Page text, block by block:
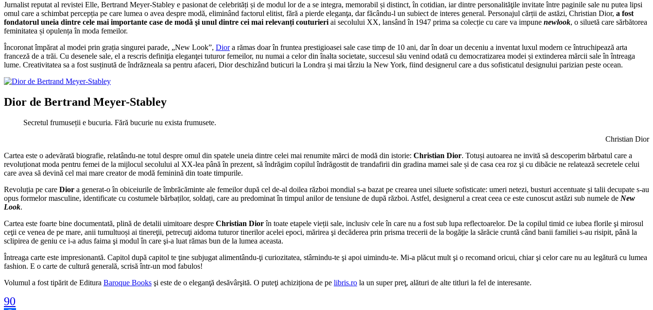
Jurnalist reputat al revistei Elle, Bertrand Meyer-Stabley e pasionat de celebrități și de modu­l lor de a se integra, memorabil și distinct, în cotidian, iar dintre personalităţile invitate între paginile sale nu putea lipsi
omul care a schimbat percepția pe care lumea o avea despre modă, eliminând factorul elitist, fără a pierde eleganţa, dar făcându-l un subiect de interes general. Personajul cărții de astăzi, Christian Dior, a fost
fondatorul uneia dintre cele mai importante case de modă şi unul dintre cei mai relevanți couturieriai secolului XX, lansând în 1947 prima sa colecție cu care va impune newlook, o siluetă care sărbătorea
feminitatea și opulența în moda femeilor.
Încoronat împărat al modei prin grația singurei parade, „New Look”, Diora rămas doar în fruntea prestigioasei sale case timp de 10 ani, dar în doar un deceniu a inventat luxul modern ce întruchipează arta
franceză de a trăi. Cu desenele sale, el a rescris definiţia eleganţei tuturor femeilor, nu numai a celor din înalta societate, succesul său venind odată cu democratizarea modei și extinderea mărcii sale în întreaga
lume. Creativitatea sa a fost susținută de îndrăzneala sa pentru afaceri, Dior deschizând buticuri la Londra și mai târziu la New York, fiind designerul care a dus sofisticatul designului parizian peste ocean.
Dior de Bertrand Meyer-Stabley
Secretul frumuseții e bucuria. Fără bucurie nu exista frumusete.
Christian Dior
Cartea este o adevărată biografie, relatându-ne totul despre omul din spatele uneia dintre celei mai renumite mărci de modă din istorie: Christian Dior. Totuși autoarea ne invită să descoperim bărbatul care a
revoluționat moda pentru femei de la mijlocul secolului al XX-lea până în prezent, să îndrăgim copilul îndrăgostit de trandafirii din gradina mamei sale și de casa cea roz şi cu dibăcie ne relatează secretele celui
care avea să devină cel mai mare creator de modă feminină din toate timpurile.
Revoluția pe care Dior a generat-o în obiceiurile de îmbrăcăminte ale femeilor după cel de-al doilea război mondial s-a bazat pe crearea unei siluete sofisticate: umeri netezi, busturi accentuate și talii decupate s-au
opus formelor masculine, identificate cu costumele bărbaților, soldați, care au predominat în timpul anilor de tensiune de după război. Astfel, designerul a creat ceea ce este cunoscut astăzi sub numele de New
Look.
Cartea este foarte bine documentată, plină de detalii uimitoare despre Christian Diorîn toate etapele vieții sale, inclusiv cele în care nu a fost sub lupa reflectoarelor. De la copilul timid ce iubea florile şi mirosul
ceţii ce venea de pe mare, anii tumultuoși ai tinereţii, petrecuţi aidoma tuturor tinerilor acelei epoci, mărirea şi decăderea prin prisma trecerii de la bogăţie la sărăcie cruntă când banii familiei s-au risipit, până la
sclipirea de geniu ce i-a adus faima şi modul în care şi-a luat rămas bun de la lumea aceasta.
Întreaga carte este impresionantă. Capitol după capitol te ţine subjugat alimentându-ţi curiozitatea, stârnindu-te şi apoi uimindu-te. Mi-a plăcut mult şi o recomand oricui, chiar şi celor care nu au legătură cu lumea
fashion. E o carte de cultură generală, scrisă într-un mod fabulos!
Volumul a fost tipărit de Editura Baroque Books şi este de o eleganţă desăvârşită. O puteţi achiziționa de pe libris.ro la un super preţ, alături de alte titluri la fel de interesante.
90